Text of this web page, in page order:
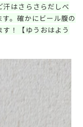
はさらさらだしべ
。確かにビール腹の
！【ゆうおはよう